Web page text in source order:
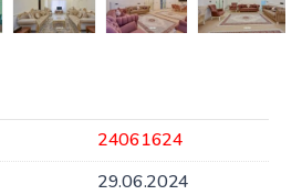
24061624
29.06.2024